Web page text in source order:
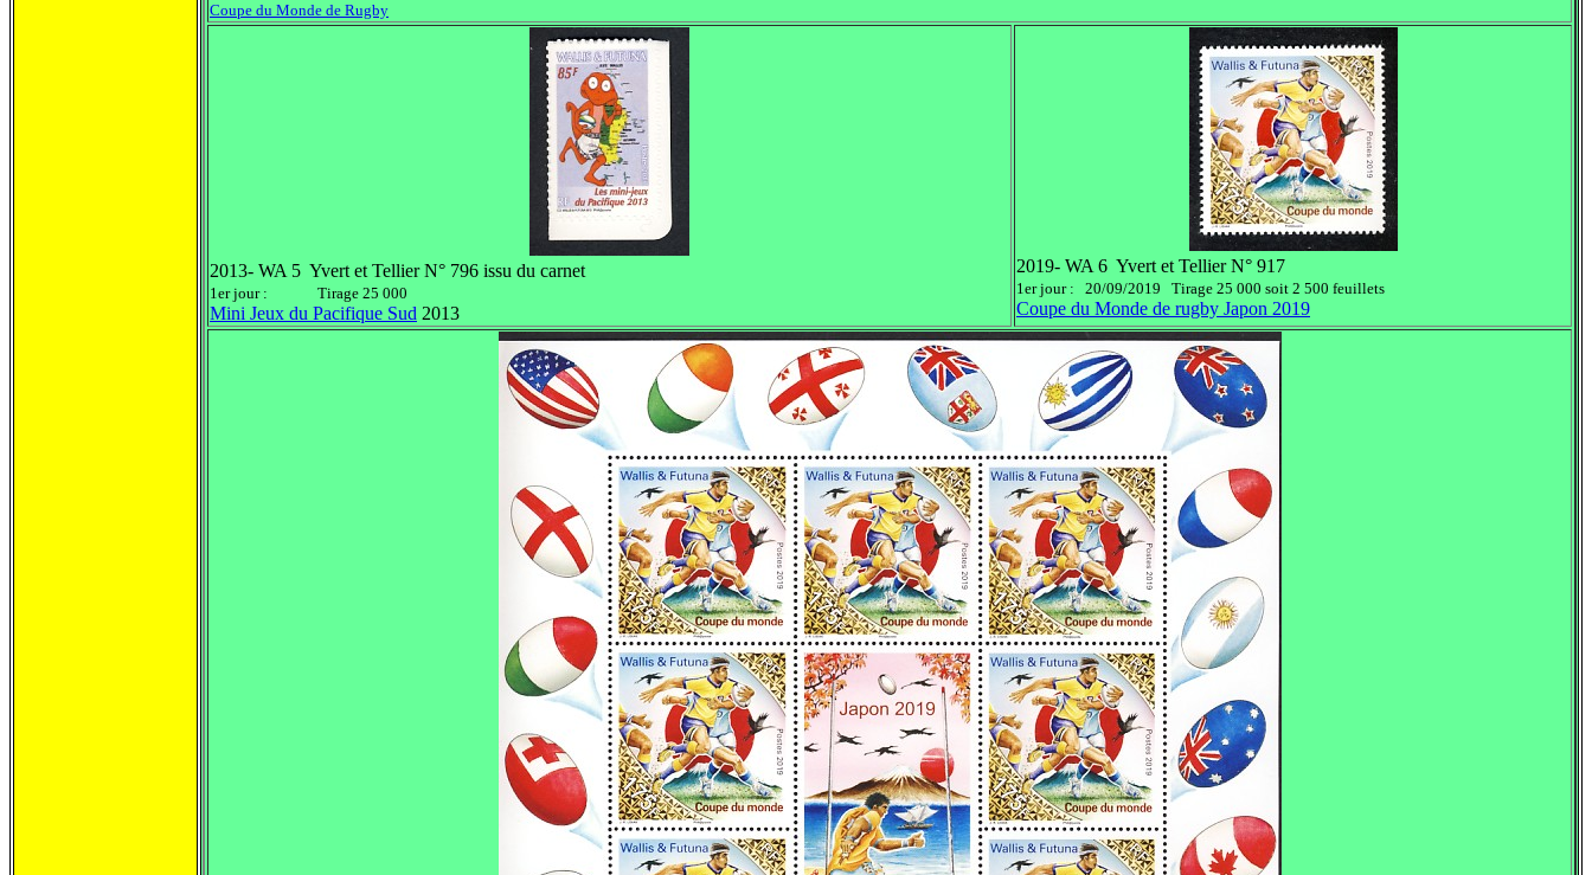
Coupe du Monde de Rugby
2013- WA 5 Yvert et Tellier N° 796 issu du carnet
1er jour : Tirage 25 000
Mini Jeux du Pacifique Sud 2013
2019- WA 6 Yvert et Tellier N° 917
1er jour : 20/09/2019 Tirage 25 000 soit 2 500 feuillets
Coupe du Monde de rugby Japon 2019